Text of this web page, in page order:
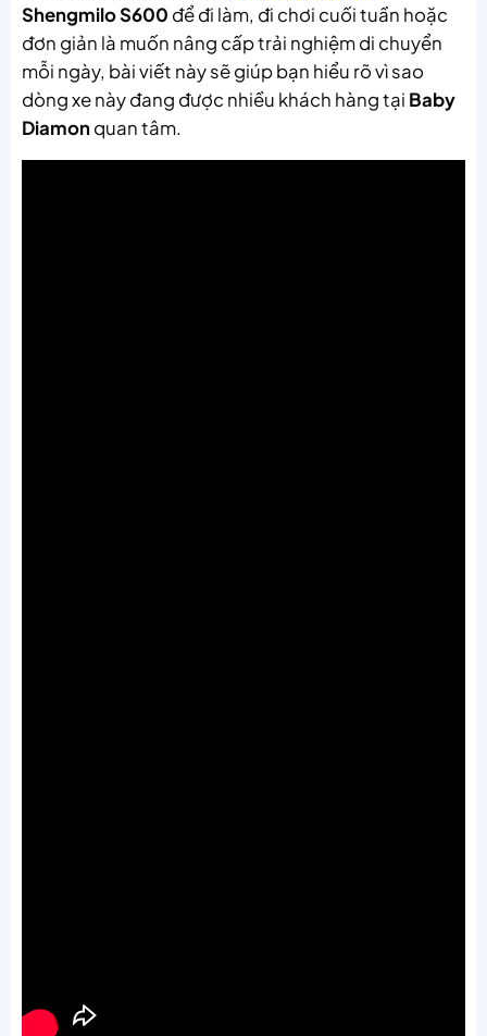
Shengmilo S600 để đi làm, đi chơi cuối tuần hoặc
đơn giản là muốn nâng cấp trải nghiệm di chuyển
mỗi ngày, bài viết này sẽ giúp bạn hiểu rõ vì sao
dòng xe này đang được nhiều khách hàng tại Baby
Diamonquan tâm.